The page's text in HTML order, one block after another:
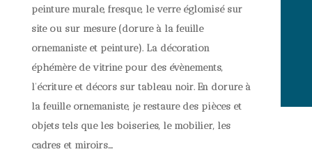
peinture murale, fresque, le verre églomisé sur
site ou sur mesure (dorure à la feuille
ornemaniste et peinture). La décoration
éphémère de vitrine pour des évènements,
l’écriture et décors sur tableau noir. En dorure à
la feuille ornemaniste, je restaure des pièces et
objets tels que les boiseries, le mobilier, les
cadres et miroirs….